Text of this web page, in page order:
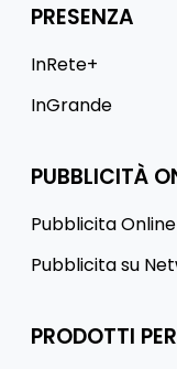
PRESENZA
InRete+
InGrande
PUBBLICITÀ
Pubblicita Online
Pubblicita su
PRODOTTI